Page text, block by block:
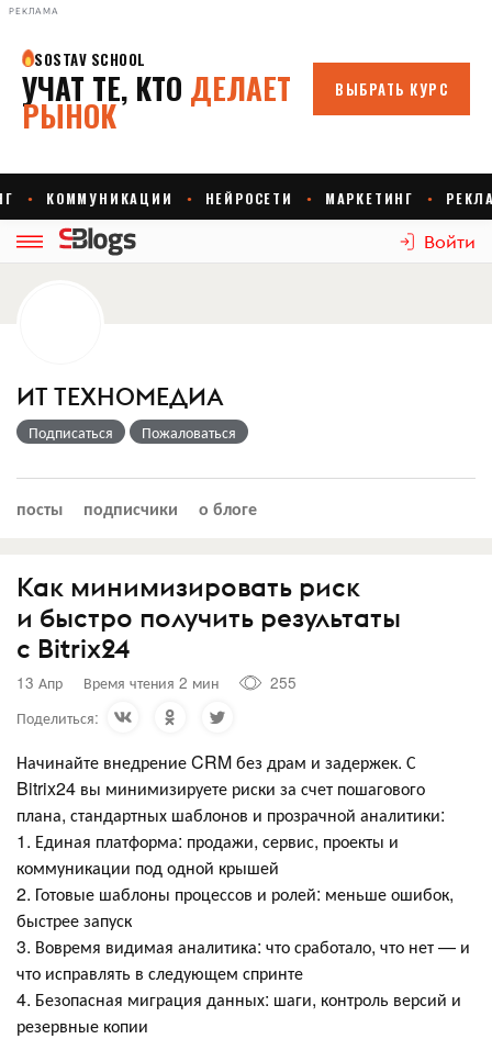
РЕКЛАМА
Войти
ИТ ТЕХНОМЕДИА
Подписаться Пожаловаться
посты подписчики о блоге
Как минимизировать риск
и быстро получить результаты
с Bitrix24
13 Апр Время чтения 2 мин
255
Поделиться:
Начинайте внедрение CRM без драм и задержек. С
Bitrix24 вы минимизируете риски за счет пошагового
плана, стандартных шаблонов и прозрачной аналитики:
1. Единая платформа: продажи, сервис, проекты и
коммуникации под одной крышей
2. Готовые шаблоны процессов и ролей: меньше ошибок,
быстрее запуск
3. Вовремя видимая аналитика: что сработало, что нет — и
что исправлять в следующем спринте
4. Безопасная миграция данных: шаги, контроль версий и
резервные копии